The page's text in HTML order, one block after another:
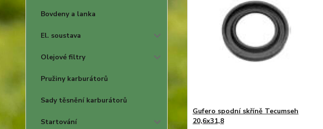
Bovdeny a lanka
El. soustava
Olejové filtry
Pružiny karburátorů
Sady těsnění karburátorů
Startování
Gufero spodní skříně Tecumseh
20,6x31,8